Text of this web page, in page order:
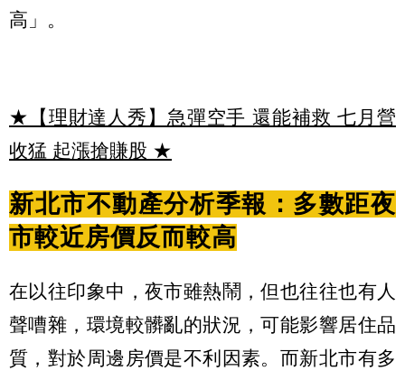
高」。
★【理財達人秀】急彈空手 還能補救 七月營
收猛 起漲搶賺股 ★
新北市不動產分析季報：多數距夜
市較近房價反而較高
在以往印象中，夜市雖熱鬧，但也往往也有人
聲嘈雜，環境較髒亂的狀況，可能影響居住品
質，對於周邊房價是不利因素。而新北市有多